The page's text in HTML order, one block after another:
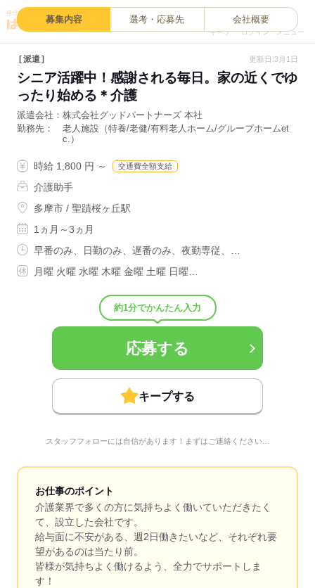
キープ ログイン メニュー
募集内容 選考・応募先 会社概要
派遣 更新日:3月1日
シニア活躍中！感謝される毎日。家の近くでゆ
ったり始める＊介護
派遣会社
株式会社グッドパートナーズ 本社
勤務先
老人施設（特養/老健/有料老人ホーム/グループホームet
c.）
時給 1,800 円 ～ 交通費全額支給
介護助手
多摩市 / 聖蹟桜ヶ丘駅
1ヵ月～3ヵ月
早番のみ、日勤のみ、遅番のみ、夜勤専従、…
月曜 火曜 水曜 木曜 金曜 土曜 日曜…
約1分でかんたん入力
応募する
キープする
スタッフフォローには自信があります！まずはご連絡ください…
お仕事のポイント
介護業界で多くの方に気持ちよく働いていただきたく
て、設立した会社です。
給与面に不安がある、週2日働きたいなど、それぞれ要
望があるのは当たり前。
皆様が気持ちよく働けるよう、全力でサポートしま
す！